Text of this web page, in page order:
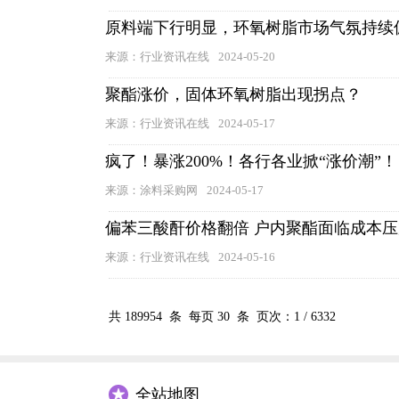
原料端下行明显，环氧树脂市场气氛持续
来源：行业资讯在线 2024-05-20
聚酯涨价，固体环氧树脂出现拐点？
来源：行业资讯在线 2024-05-17
疯了！暴涨200%！各行各业掀“涨价潮”！
来源：涂料采购网 2024-05-17
偏苯三酸酐价格翻倍 户内聚酯面临成本
来源：行业资讯在线 2024-05-16
共 189954 条 每页 30 条 页次： 1 / 6332
全站地图